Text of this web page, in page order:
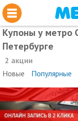
Купоны у метро
Петербурге
2 акции
Новые
Популярные